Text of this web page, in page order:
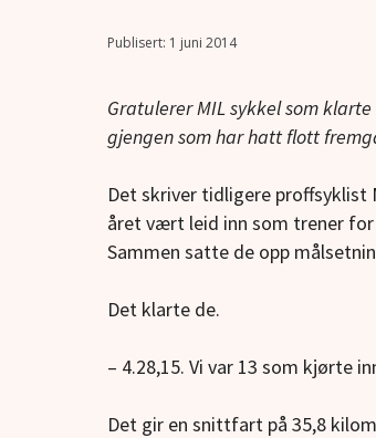
1 juni 2014
Gratulerer MIL sykkel som
gjengen som har hatt flott
Det skriver tidligere
året vært leid inn som trener for
Sammen satte de opp
Det klarte de.
– 4.28,15. Vi var 13 som kjørte
Det gir en snittfart på 35,8